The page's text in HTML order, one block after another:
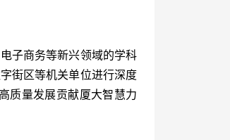
子商务等新兴领域的学科
街区等机关单位进行深度
质量发展贡献厦大智慧力